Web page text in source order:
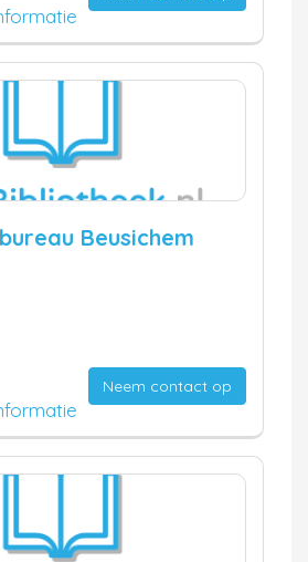
Beusichem
Neem contact op